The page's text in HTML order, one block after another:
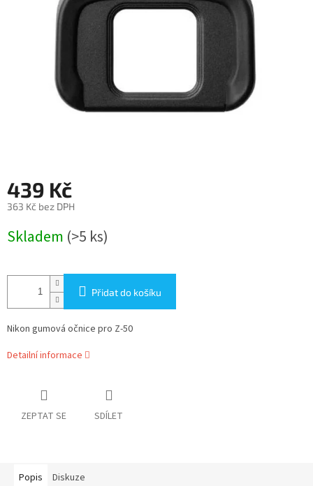
439 Kč
363 Kč bez DPH
cena:
Skladem (>5 ks)
Přidat do košíku
Nikon gumová očnice pro Z-50
Detailní informace
ZEPTAT SE SDÍLET
Popis Diskuze